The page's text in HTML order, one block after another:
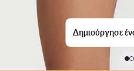
Δημιούργησε